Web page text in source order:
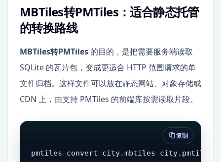
MBTiles转PMTiles：适合静态托管
的转换路线
MBTiles转PMTiles 的目的，是把需要服务端读取
SQLite 的瓦片包，变成更适合 HTTP 范围请求的单
文件归档。这样文件可以放在静态网站、对象存储或
CDN 上，由支持 PMTiles 的前端库按需读取片段。
pmtiles convert city.mbtiles city.pmtiles
复制